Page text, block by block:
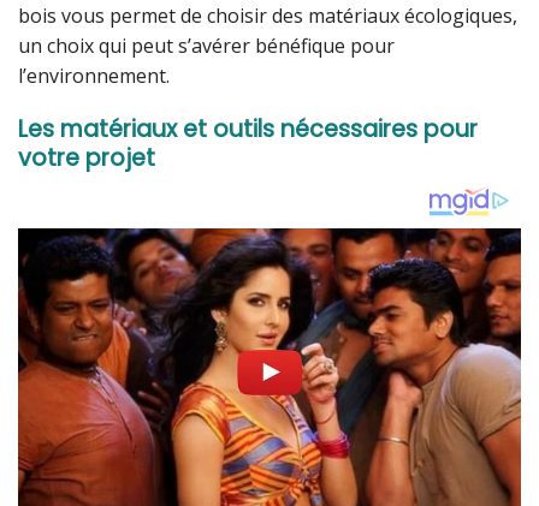
bois vous permet de choisir des matériaux écologiques,
un choix qui peut s’avérer bénéfique pour
l’environnement.
Les matériaux et outils nécessaires pour
votre projet